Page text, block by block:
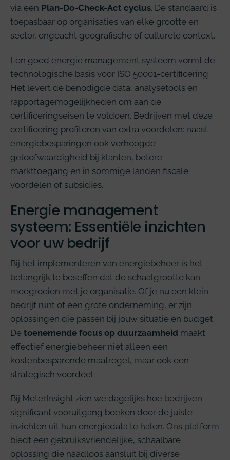
via een Plan-Do-Check-Act cyclus. De standaard is
toepasbaar op organisaties van elke grootte en
sector, ongeacht geografische of culturele context.
Een goed energie management systeem vormt de
technologische basis voor ISO 50001-certificering.
Het levert de benodigde data, analysetools en
rapportagemogelijkheden om aan de
certificeringseisen te voldoen. Bedrijven met deze
certificering profiteren van extra voordelen: naast
energiebesparingen ook verhoogde
geloofwaardigheid bij klanten, betere
markttoegang en in sommige landen fiscale
voordelen of subsidies.
Energie management
systeem: Essentiële inzichten
voor uw bedrijf
Bij het implementeren van energiebeheer is het
belangrijk te beseffen dat de schaalgrootte kan
meegroeien met je organisatie. Of je nu een klein
bedrijf runt of een grote onderneming, er zijn
oplossingen die passen bij jouw situatie en budget.
De toenemende focus op duurzaamheid maakt
effectief energiebeheer niet alleen een
kostenbesparende maatregel, maar ook een
strategisch voordeel.
Bij MeterInsight zien we dagelijks hoe bedrijven
significant vooruitgang boeken door de juiste
inzichten uit hun energiedata te halen. Ons platform
biedt een gebruiksvriendelijke, schaalbare
oplossing die naadloos aansluit bij diverse